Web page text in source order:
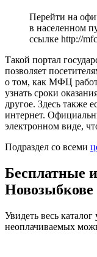
Перейти на
в населенном
ссылке http://
Такой портал
позволяет
о том, как МФЦ
узнать сроки
другое. Здесь также
интернет.
электронном виде,
Подраздел со всеми
Бесплатные
Новозыбкове
Увидеть весь
неоплачиваемых